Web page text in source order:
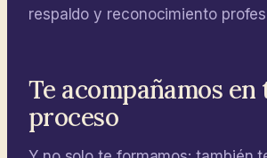
respaldo y reconocimiento
Te acompañamos en
proceso